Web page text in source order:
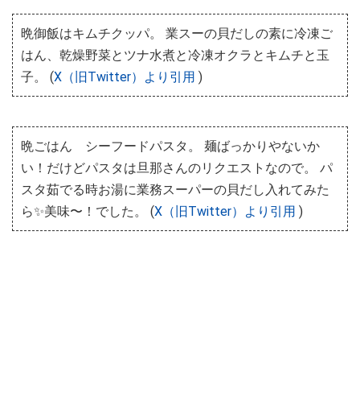
晩御飯はキムチクッパ。 業スーの貝だしの素に冷凍ご
はん、乾燥野菜とツナ水煮と冷凍オクラとキムチと玉
子。 (X（旧Twitter）より引用 )
晩ごはん シーフードパスタ。 麺ばっかりやないか
い！だけどパスタは旦那さんのリクエストなので。 パ
スタ茹でる時お湯に業務スーパーの貝だし入れてみた
ら✨美味〜！でした。 (X（旧Twitter）より引用 )